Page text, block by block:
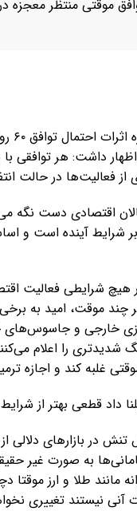
موقتی منتظر معجزه
اظهار داشت: هر
فعالیت‌ها در حالت
اقتصادی دست نگه
شرایط آینده است و
هیچ شرایطی فعالیت
موقت، امید به برخی
خارجی و جاسوس‌های
شدیدتری را اعلام
غلبه کند و اجازه
داد قطعی بهتر از
در بازارهای دلالی
به صورت غیر
مانند طلا و ارز
آنی نیستند تغییری